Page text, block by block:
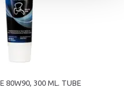
80W90, 300 ML. TUBE